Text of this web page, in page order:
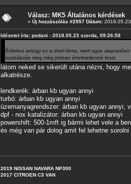
Válasz: MK5 Általános kérdések
« Új hozzászólás #2957 Dátum:
Idézetet írta: podani - 2018.05.23 szerda, 09:26:58
Érdekes amúgy ez a dizel téma, mert ugye
szabályzás meg még jobban értelmetlenné teszi.
látom neked se sikerült utána nézni, hogy
alkatrésze.
lendkerék: árban kb ugyan annyi
turbó: árban kb ugyan annyi
üzemanyagrendszer: árban kb ugyan annyi,
dpf - nox katalizátor: árban kb ugyan annyi
powershift: 500-1mft ig bármi lehet vele a
és még van pár dolog amit fel lehetne sorolni
2019 NISSAN NAVARA NP300
2017 CITROEN C3 VAN